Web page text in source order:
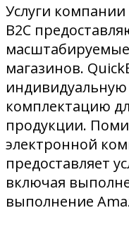
Услуги
B2C
магазинов.
комплектацию
продукции.
электронной
предоставляет
включая
выполнение